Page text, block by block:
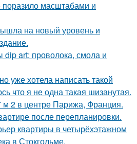
масштабами и
на новый уровень и
art: проволока, смола и
уже хотела написать такой
что я не одна такая шизанутая.
м 2 в центре Парижа, Франция.
после перепланировки.
квартиры в четырёхэтажном
в Стокгольме.